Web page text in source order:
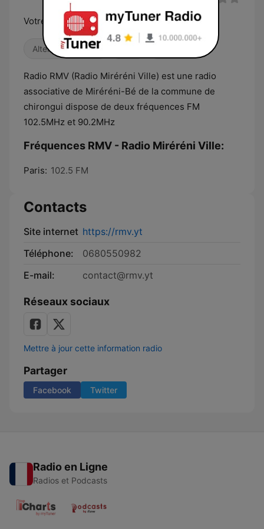
Votre radio de Mayotte
Alternative / Indie
Radio RMV (Radio Miréréni Ville) est une radio
associative de Miréréni-Bé de la commune de
chirongui dispose de deux fréquences FM
102.5MHz et 90.2MHz
Fréquences RMV - Radio Miréréni Ville:
Paris: 102.5 FM
Contacts
Site internet https://rmv.yt
Téléphone:
0680550982
E-mail:
contact@rmv.yt
Réseaux sociaux
Mettre à jour cette information radio
Partager
Facebook Twitter
Radio en Ligne
Radios et Podcasts